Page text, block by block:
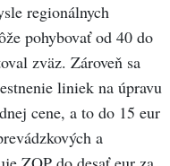
regionálnych
pohybovať od 40 do
zväz. Zároveň sa
liniek na úpravu
cene, a to do 15 eur
a